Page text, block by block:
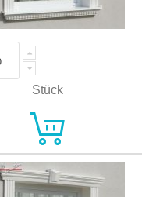
Stück